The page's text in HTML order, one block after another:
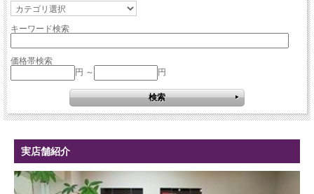
キーワード検索
価格帯検索
円 ～
円
実店舗紹介